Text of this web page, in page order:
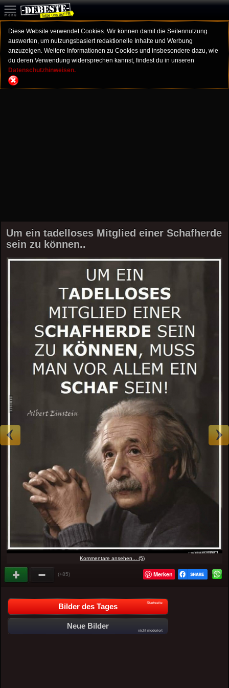
Diese Website verwendet Cookies. Wir können damit die Seitennutzung
auswerten, um nutzungsbasiert redaktionelle Inhalte und Werbung
anzuzeigen. Weitere Informationen zu Cookies und insbesondere dazu, wie
du deren Verwendung widersprechen kannst, findest du in unseren
Datenschutzhinweisen.
Um ein tadelloses Mitglied einer Schafherde
sein zu können..
Kommentare ansehen... (5)
(+85) Merken
Bilder des Tages Startseite
Neue Bilder
nicht moderiert